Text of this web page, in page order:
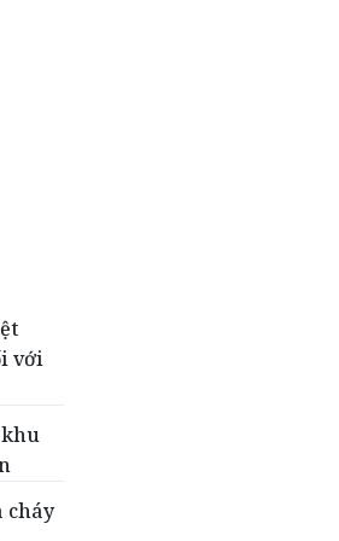
với
khu
cháy